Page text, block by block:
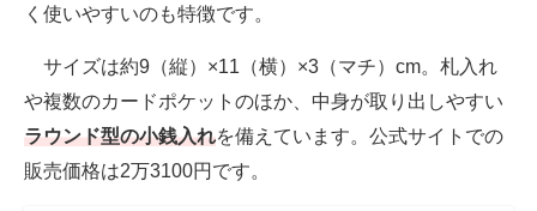
く使いやすいのも特徴です。
サイズは約9（縦）×11（横）×3（マチ）cm。札入れ
や複数のカードポケットのほか、中身が取り出しやすい
ラウンド型の小銭入れを備えています。公式サイトでの
販売価格は2万3100円です。